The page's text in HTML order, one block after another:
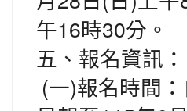
午16時30分。
五、報名資訊：
(一)報名時間